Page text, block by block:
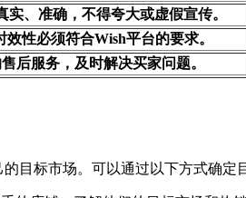
实、准确，不得夸大或虚假宣传。
效性必须符合Wish平台的要求。
后服务，及时解决买家问题。
目标市场。可以通过以下方式确定